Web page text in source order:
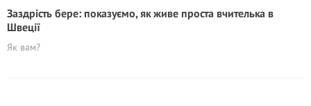
Заздрість бере: показуємо, як живе проста вчителька в
Швеції
Як вам?